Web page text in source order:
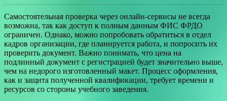
Самостоятельная проверка через онлайн-сервисы не всегда
возможна, так как доступ к полным данным ФИС ФРДО
ограничен. Однако, можно попробовать обратиться в отдел
кадров организации, где планируется работа, и попросить их
проверить документ. Важно понимать, что цена на
подлинный документ с регистрацией будет значительно выше,
чем на недорого изготовленный макет. Процесс оформления,
как и защита полученной квалификации, требует времени и
ресурсов со стороны учебного заведения.